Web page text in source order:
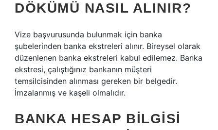
DÖKÜMÜ NASIL ALINIR?
Vize başvurusunda bulunmak için banka
şubelerinden banka ekstreleri alınır. Bireysel olarak
düzenlenen banka ekstreleri kabul edilemez. Banka
ekstresi, çalıştığınız bankanın müşteri
temsilcisinden alınması gereken bir belgedir.
İmzalanmış ve kaşeli olmalıdır.
BANKA HESAP BILGISI